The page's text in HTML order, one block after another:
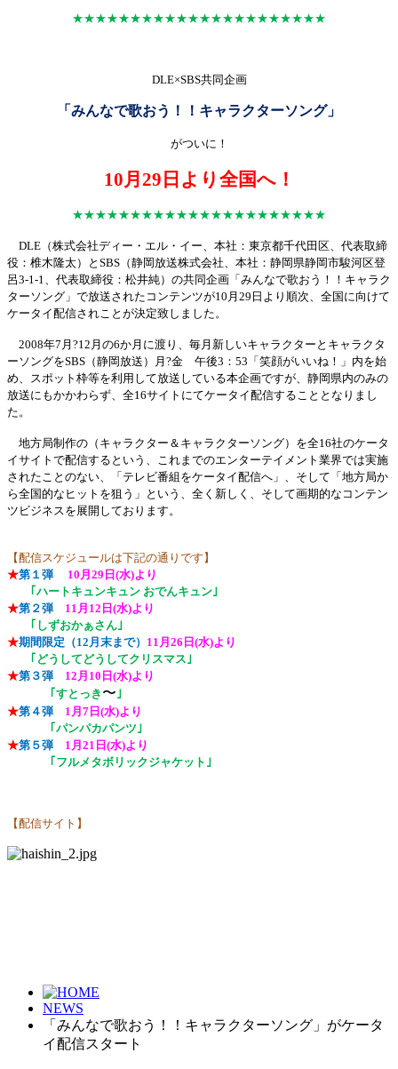
★★★★★★★★★★★★★★★★★★★★★★
DLE×SBS共同企画
「みんなで歌おう！！キャラクターソング」
がついに！
10月 29 日より全国へ！
★★★★★★★★★★★★★★★★★★★★★★
DLE （株式会社ディー・エル・イー、本社：東京都千代田区、代表取締
役：椎木隆太）と SBS （静岡放送株式会社、本社：静岡県静岡市駿河区登
呂3-1-1、代表取締役：松井純）の共同企画「みんなで歌おう！！キャラク
ターソング」で放送されたコンテンツが10 月 29 日より順次、全国に向けて
ケータイ配信されことが決定致しました。
2008年7 月?12 月の6か月に渡り、毎月新しいキャラクターとキャラクタ
ーソングをSBS （静岡放送）月?金 午後3 ： 53 「笑顔がいいね！」内を始
め、スポット枠等を利用して放送している本企画ですが、静岡県内のみの
放送にもかかわらず、全16サイトにてケータイ配信することとなりまし
た。
地方局制作の（キャラクター＆キャラクターソング）を全16社のケータ
イサイトで配信するという、これまでのエンターテイメント業界では実施
されたことのない、「テレビ番組をケータイ配信へ」、そして「地方局か
ら全国的なヒットを狙う」という、全く新しく、そして画期的なコンテン
ツビジネスを展開しております。
【配信スケジュールは下記の通りです】
★第１弾 10月 29 日 (水)より
｢ハートキュンキュン おでんキュン｣
★第２弾 11月 12 日 (水)より
｢しずおかぁさん｣
★期間限定（12月末まで） 11月 26 日 (水)より
｢どうしてどうしてクリスマス｣
★第３弾12月 10 日 (水)より
｢すとっき 〜｣
★第４弾 1月 7 日 (水)より
｢パンパカパンツ｣
★第５弾 1月 21 日 (水)より
｢フルメタボリックジャケット｣
【配信サイト】
NEWS
「みんなで歌おう！！キャラクターソング」がケータ
イ配信スタート